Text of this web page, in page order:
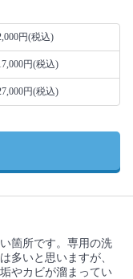
円(税込)
円(税込)
円(税込)
箇所です。専用の洗
多いと思いますが、
やカビが溜まってい